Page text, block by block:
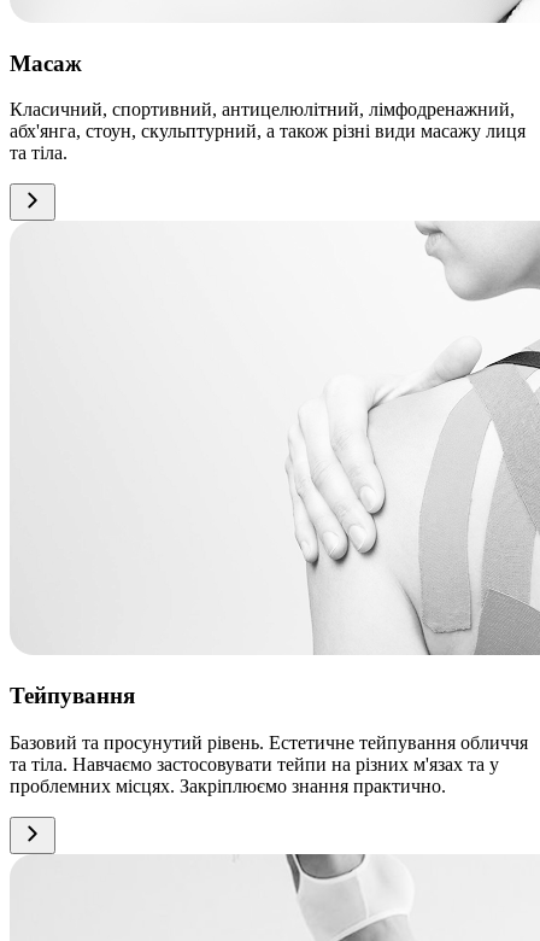
Масаж
Класичний, спортивний, антицелюлітний, лімфодренажний,
абх'янга, стоун, скульптурний, а також різні види масажу лиця
та тіла.
Тейпування
Базовий та просунутий рівень. Естетичне тейпування обличчя
та тіла. Навчаємо застосовувати тейпи на різних м'язах та у
проблемних місцях. Закріплюємо знання практично.